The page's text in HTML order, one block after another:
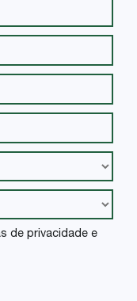
de privacidade e